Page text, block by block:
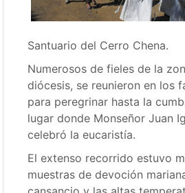
Santuario del Cerro Chena.
Numerosos de fieles de la
diócesis, se reunieron en los
para peregrinar hasta la
lugar donde Monseñor Juan
celebró la eucaristía.
El extenso recorrido estuvo
muestras de devoción